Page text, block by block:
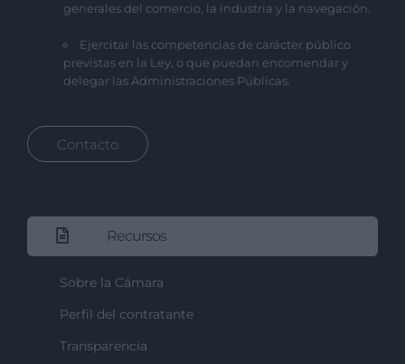
generales del comercio, la industria y la navegación.
Ejercitar las competencias de carácter público
previstas en la Ley, o que puedan encomendar y
delegar las Administraciones Públicas.
Contacto
Recursos
Sobre la Cámara
Perfil del contratante
Transparencia